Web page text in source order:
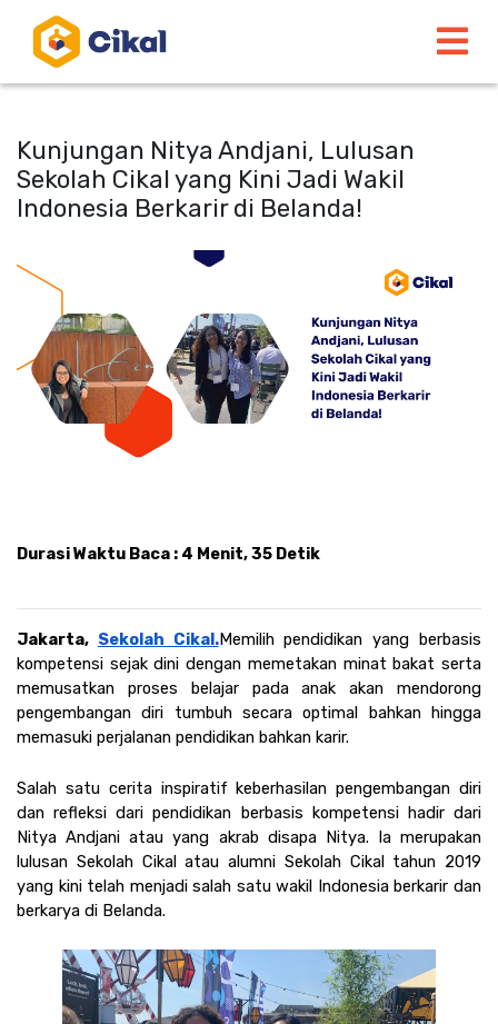
Kunjungan Nitya Andjani, Lulusan
Sekolah Cikal yang Kini Jadi Wakil
Indonesia Berkarir di Belanda!
Durasi Waktu Baca : 4 Menit, 35 Detik
Jakarta, Sekolah Cikal.Memilih pendidikan yang berbasis
kompetensi sejak dini dengan memetakan minat bakat serta
memusatkan proses belajar pada anak akan mendorong
pengembangan diri tumbuh secara optimal bahkan hingga
memasuki perjalanan pendidikan bahkan karir.
Salah satu cerita inspiratif keberhasilan pengembangan diri
dan refleksi dari pendidikan berbasis kompetensi hadir dari
Nitya Andjani atau yang akrab disapa Nitya. Ia merupakan
lulusan Sekolah Cikal atau alumni Sekolah Cikal tahun 2019
yang kini telah menjadi salah satu wakil Indonesia berkarir dan
berkarya di Belanda.